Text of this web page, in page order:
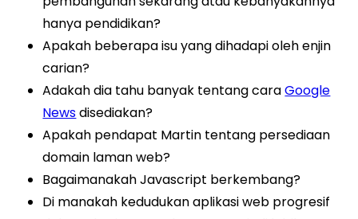
hanya pendidikan?
Apakah beberapa isu yang dihadapi oleh enjin
carian?
Adakah dia tahu banyak tentang caraGoogle
Newsdisediakan?
Apakah pendapat Martin tentang persediaan
domain laman web?
Bagaimanakah Javascript berkembang?
Di manakah kedudukan aplikasi web progresif